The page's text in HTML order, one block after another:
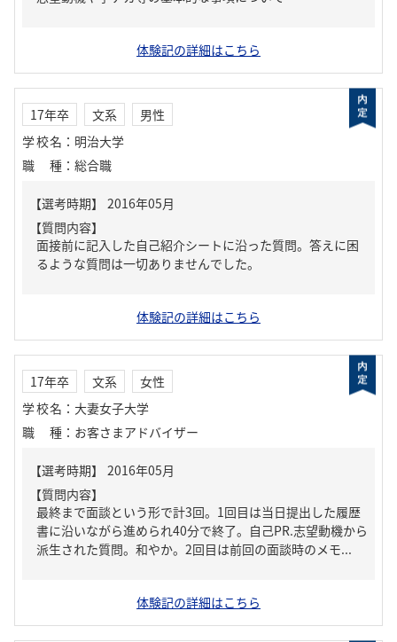
体験記の詳細はこちら
17年卒 文系
男性
学校名 ： 明治大学
職種 ： 総合職
【質問内容】
面接前に記入した自己紹介シートに沿った質問。答えに困
るような質問は一切ありませんでした。
体験記の詳細はこちら
17年卒 文系
女性
学校名 ： 大妻女子大学
職種 ： お客さまアドバイザー
【質問内容】
最終まで面談という形で計3回。1回目は当日提出した履歴
書に沿いながら進められ40分で終了。自己PR.志望動機から
派生された質問。和やか。2回目は前回の面談時のメモ...
体験記の詳細はこちら